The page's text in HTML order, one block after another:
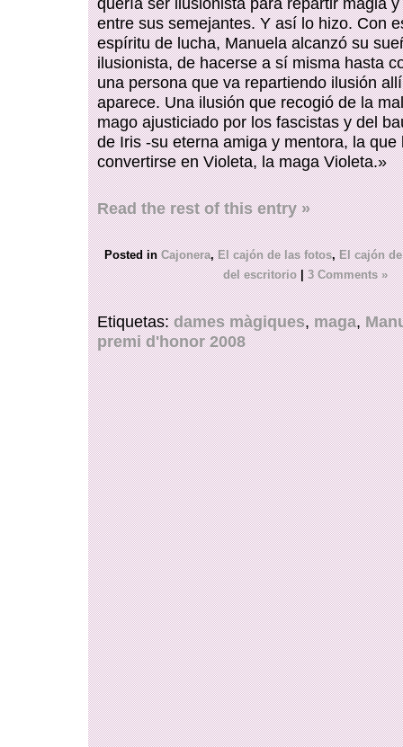
entre sus semejantes. Y así lo hizo. Con
espíritu de lucha, Manuela alcanzó su
ilusionista, de hacerse a sí misma hasta
una persona que va repartiendo ilusión
aparece. Una ilusión que recogió de la
mago ajusticiado por los fascistas y del
de Iris -su eterna amiga y mentora, la que
convertirse en Violeta, la maga Violeta.»
Read the rest of this entry »
Posted inCajonera,El cajón de las fotos,El cajón
del escritorio | 3 Comments »
Etiquetas:dames màgiques,maga,
premi d'honor 2008